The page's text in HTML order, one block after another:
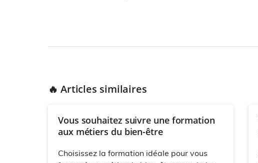
🔥 Articles similaires
Vous souhaitez suivre une formation
aux métiers du bien-être
Choisissez la formation idéale pour vous